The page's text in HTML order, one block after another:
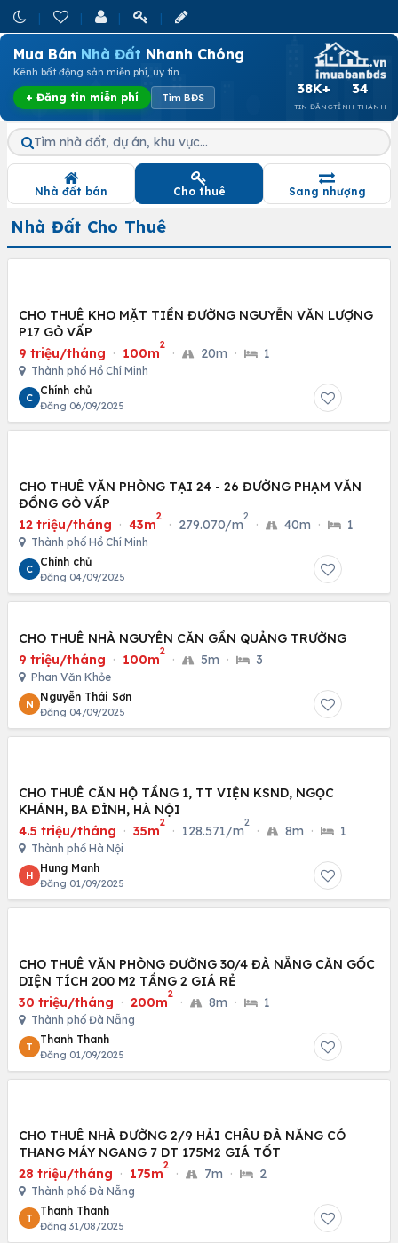
Mua Bán Nhà Đất Nhanh Chóng
Kênh bất động sản miễn phí, uy tín
+ Đăng tin miễn phí Tìm BĐS
38K+
TIN ĐĂNG
34
TỈNH THÀNH
Tìm nhà đất, dự án, khu vực…
Nhà đất bán Cho thuê Sang nhượng
Nhà Đất Cho Thuê
CHO THUÊ KHO MẶT TIỀN ĐƯỜNG NGUYỄN VĂN LƯỢNG
P17 GÒ VẤP
9 triệu/tháng · 100m
2
· 20m · 1
Thành phố Hồ Chí Minh
C
Chính chủ
Đăng 06/09/2025
CHO THUÊ VĂN PHÒNG TẠI 24 - 26 ĐƯỜNG PHẠM VĂN
ĐỒNG GÒ VẤP
12 triệu/tháng · 43m
2
· 279.070/m
2
· 40m · 1
Thành phố Hồ Chí Minh
C
Chính chủ
Đăng 04/09/2025
CHO THUÊ NHÀ NGUYÊN CĂN GẦN QUẢNG TRƯỜNG
9 triệu/tháng · 100m
2
· 5m · 3
Phan Văn Khỏe
N
Nguyễn Thái Sơn
Đăng 04/09/2025
CHO THUÊ CĂN HỘ TẦNG 1, TT VIỆN KSND, NGỌC
KHÁNH, BA ĐÌNH, HÀ NỘI
4.5 triệu/tháng · 35m
2
· 128.571/m
2
· 8m · 1
Thành phố Hà Nội
H
Hung Manh
Đăng 01/09/2025
CHO THUÊ VĂN PHÒNG ĐƯỜNG 30/4 ĐÀ NẴNG CĂN GỐC
DIỆN TÍCH 200 M2 TẦNG 2 GIÁ RẺ
30 triệu/tháng · 200m
2
· 8m · 1
Thành phố Đà Nẵng
T
Thanh Thanh
Đăng 01/09/2025
CHO THUÊ NHÀ ĐƯỜNG 2/9 HẢI CHÂU ĐÀ NẴNG CÓ
THANG MÁY NGANG 7 DT 175M2 GIÁ TỐT
28 triệu/tháng · 175m
2
· 7m · 2
Thành phố Đà Nẵng
T
Thanh Thanh
Đăng 31/08/2025